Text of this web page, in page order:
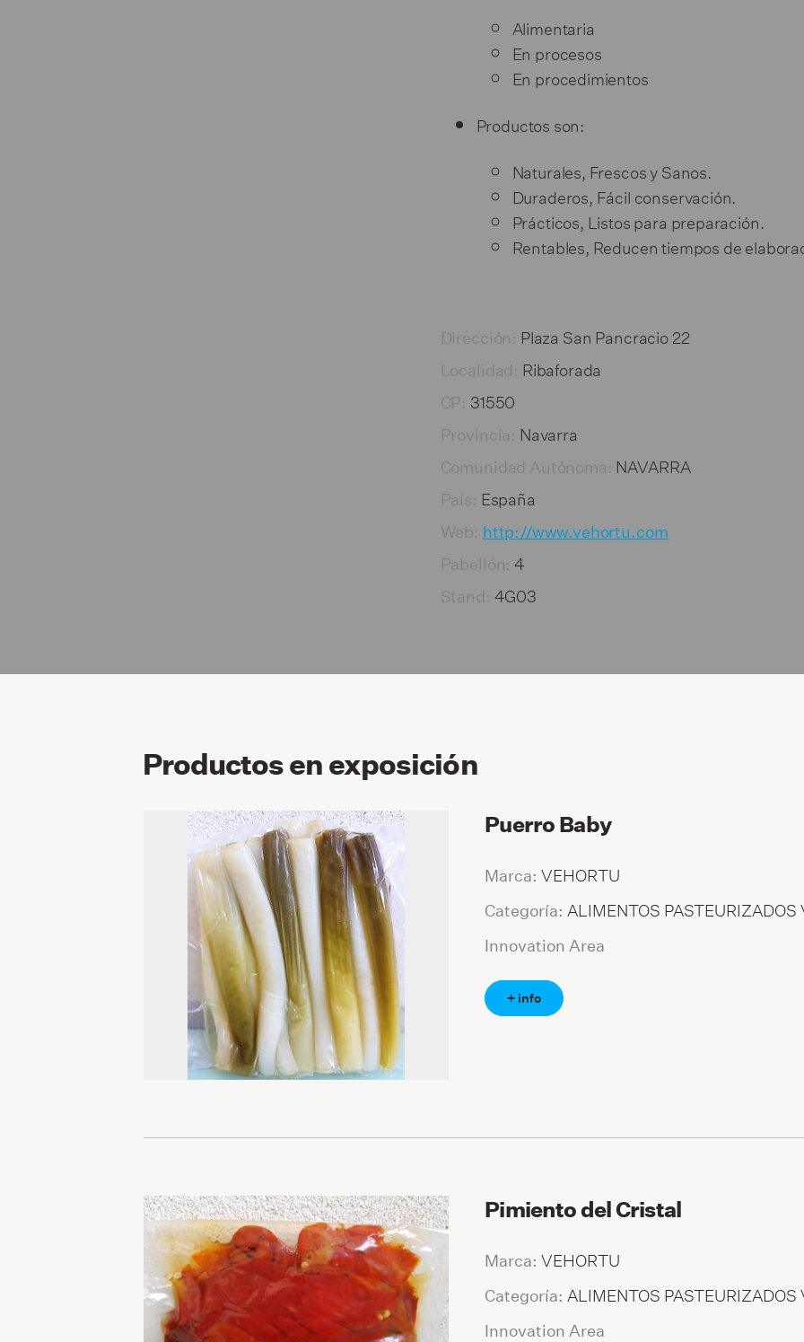
Alimentaria
En procesos
En procedimientos
Productos son:
Naturales, Frescos y Sanos.
Duraderos, Fácil conservación.
Prácticos, Listos para preparación.
Rentables, Reducen tiempos de
Dirección: Plaza San Pancracio 22
Localidad: Ribaforada
CP: 31550
Provincia: Navarra
Comunidad Autónoma: NAVARRA
País: España
Web: http://www.vehortu.com
Pabellón: 4
Stand: 4G03
Productos en exposición
Puerro Baby
Marca: VEHORTU
Categoría: ALIMENTOS PASTEURIZADOS
Innovation Area
+ info
Pimiento del Cristal
Marca: VEHORTU
Categoría: ALIMENTOS PASTEURIZADOS
Innovation Area